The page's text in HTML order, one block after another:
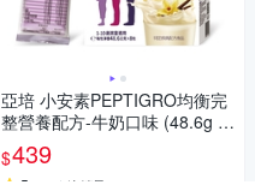
亞培 小安素PEPTIGRO均衡完
整營養配方-牛奶口味 (48.6g x
8包)
$439